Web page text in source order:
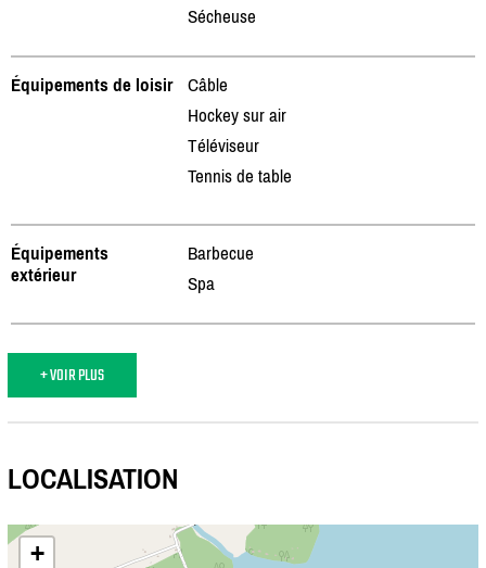
Sécheuse
Équipements de loisir
Câble
Hockey sur air
Téléviseur
Tennis de table
Équipements
extérieur
Barbecue
Spa
+ VOIR PLUS
LOCALISATION
+